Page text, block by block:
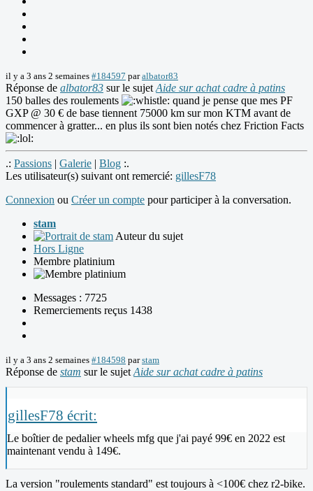
il y a 3 ans 2 semaines #184597 paralbator83
Réponse de albator83 sur le sujet Aide sur achat cadre à patins
150 balles des roulements
quand je pense que mes PF
GXP @ 30 € de base tiennent 75000 km sur mon KTM avant de
commencer à gratter... en plus ils sont bien notés chez Friction Facts
.: Passions | Galerie | Blog :.
Les utilisateur(s) suivant ont remercié: gillesF78
Connexion ou Créer un compte pour participer à la conversation.
stam
Auteur du sujet
Hors Ligne
Membre platinium
Messages : 7725
Remerciements reçus 1438
il y a 3 ans 2 semaines #184598 parstam
Réponse de stam sur le sujet Aide sur achat cadre à patins
gillesF78 écrit:
Le boîtier de pedalier wheels mfg que j'ai payé 99€ en 2022 est
maintenant vendu à 149€.
La version "roulements standard" est toujours à <100€ chez r2-bike.